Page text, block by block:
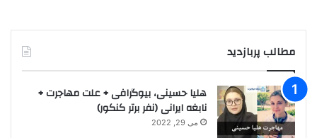
مطالب پربازدید
هلیا حسینی، بیوگرافی + علت مهاجرت +
نابغه ایرانی (نفر برتر کنکور)
می 29, 2022